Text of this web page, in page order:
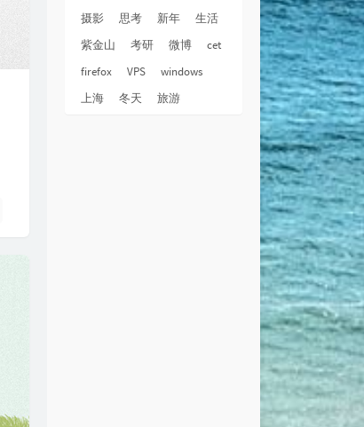
摄影
思考 新年
生活
紫金山
考研 微博
cet
firefox
VPS
windows
上海
冬天 旅游